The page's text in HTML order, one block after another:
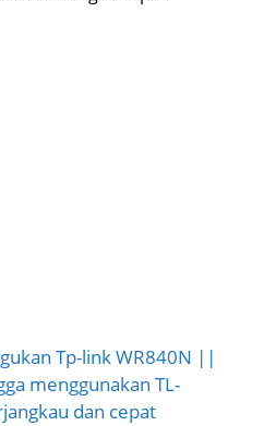
Tp-link WR840N ||
menggunakan TL-
dan cepat